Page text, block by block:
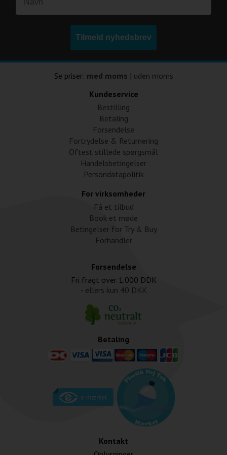
Tilmeld nyhedsbrev
Se priser: med moms | uden moms
Kundeservice
Bestilling
Betaling
Forsendelse
Fortrydelse & Returnering
Oftest stillede spørgsmål
Handelsbetingelser
Persondatapolitik
For virksomheder
Få et tilbud
Book et møde
Betingelser for Try & Buy
Forhandler
Forsendelse
Fri fragt over 1.000 DDK
- ellers kun 40 DKK
Betaling
Kontakt